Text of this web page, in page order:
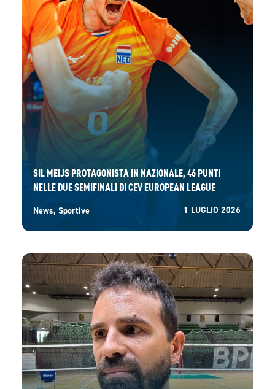
1 LUGLIO 2026
SIL MEIJS PROTAGONISTA IN NAZIONALE, 46 PUNTI
NELLE DUE SEMIFINALI DI CEV EUROPEAN LEAGUE
News, Sportive